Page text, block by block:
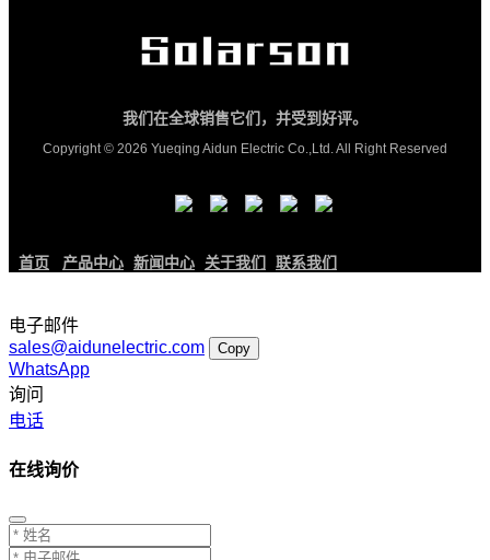
我们在全球销售它们，并受到好评。
Copyright © 2026 Yueqing Aidun Electric Co.,Ltd. All Right Reserved
首页 产品中心 新闻中心 关于我们 联系我们
电子邮件
sales@aidunelectric.com
Copy
WhatsApp
询问
电话
在线询价